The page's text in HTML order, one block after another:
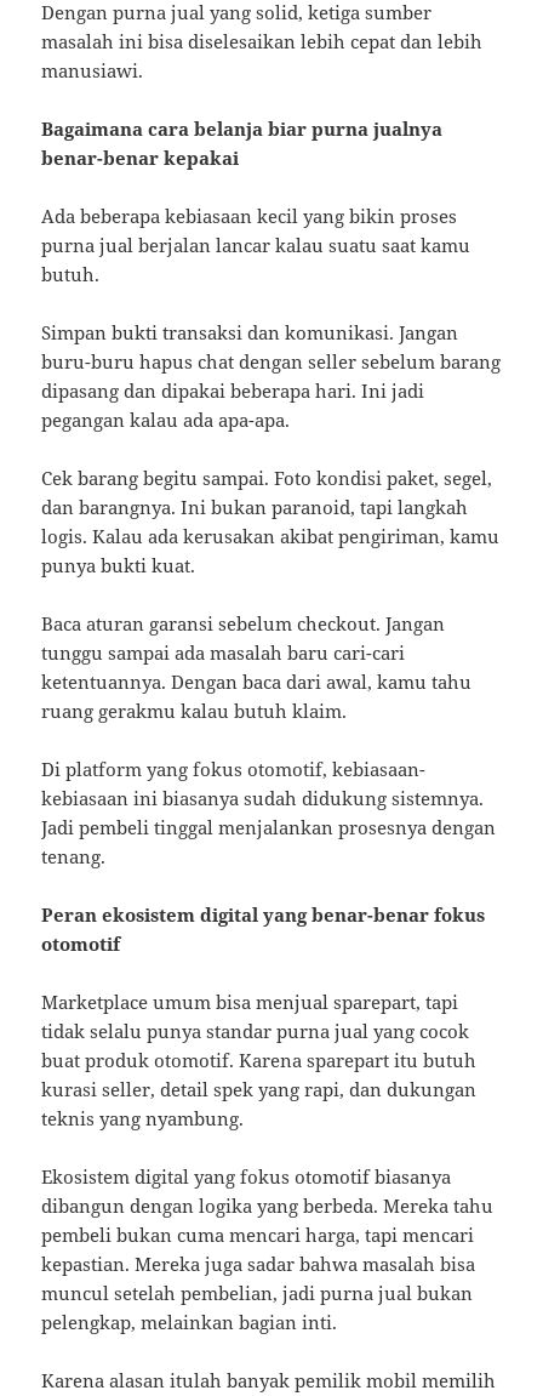
Dengan purna jual yang solid, ketiga sumber
masalah ini bisa diselesaikan lebih cepat dan lebih
manusiawi.
Bagaimana cara belanja biar purna jualnya
benar-benar kepakai
Ada beberapa kebiasaan kecil yang bikin proses
purna jual berjalan lancar kalau suatu saat kamu
butuh.
Simpan bukti transaksi dan komunikasi. Jangan
buru-buru hapus chat dengan seller sebelum barang
dipasang dan dipakai beberapa hari. Ini jadi
pegangan kalau ada apa-apa.
Cek barang begitu sampai. Foto kondisi paket, segel,
dan barangnya. Ini bukan paranoid, tapi langkah
logis. Kalau ada kerusakan akibat pengiriman, kamu
punya bukti kuat.
Baca aturan garansi sebelum checkout. Jangan
tunggu sampai ada masalah baru cari-cari
ketentuannya. Dengan baca dari awal, kamu tahu
ruang gerakmu kalau butuh klaim.
Di platform yang fokus otomotif, kebiasaan-
kebiasaan ini biasanya sudah didukung sistemnya.
Jadi pembeli tinggal menjalankan prosesnya dengan
tenang.
Peran ekosistem digital yang benar-benar fokus
otomotif
Marketplace umum bisa menjual sparepart, tapi
tidak selalu punya standar purna jual yang cocok
buat produk otomotif. Karena sparepart itu butuh
kurasi seller, detail spek yang rapi, dan dukungan
teknis yang nyambung.
Ekosistem digital yang fokus otomotif biasanya
dibangun dengan logika yang berbeda. Mereka tahu
pembeli bukan cuma mencari harga, tapi mencari
kepastian. Mereka juga sadar bahwa masalah bisa
muncul setelah pembelian, jadi purna jual bukan
pelengkap, melainkan bagian inti.
Karena alasan itulah banyak pemilik mobil memilih